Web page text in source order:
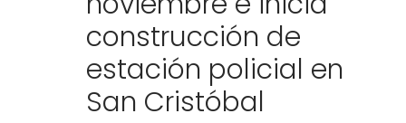
construcción de
estación policial en
San Cristóbal